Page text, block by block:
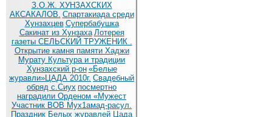
З.О.Ж. ХУНЗАХСКИХ
АКСАКАЛОВ. Спартакиада среди
Хунзахцев Супербабушка
Сакинат из Хунзаха Лотерея
газеты СЕЛЬСКИЙ ТРУЖЕНИК .
Открытие камня памяти Хаджи
Мурату Культура и традиции
Хунзахский р-он «Белые
журавли»ЦАДА 2010г. Cвадебный
обряд c.Сиух посмертно
наградили Орденом «Мужест
Участник ВОВ Мух1амад-расул.
Праздник Белых журавлей Цада